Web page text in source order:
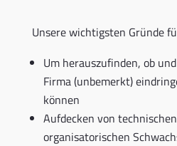
Unsere wichtigsten Gründe
Um herauszufinden, ob
Firma (unbemerkt)
können
Aufdecken von
organisatorischen